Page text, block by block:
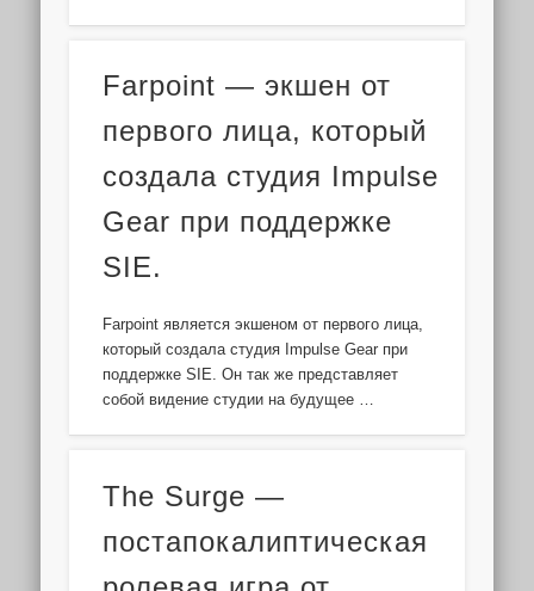
Farpoint — экшен от
первого лица, который
создала студия Impulse
Gear при поддержке
SIE.
Farpoint является экшеном от первого лица,
который создала студия Impulse Gear при
поддержке SIE. Он так же представляет
собой видение студии на будущее …
The Surge —
постапокалиптическая